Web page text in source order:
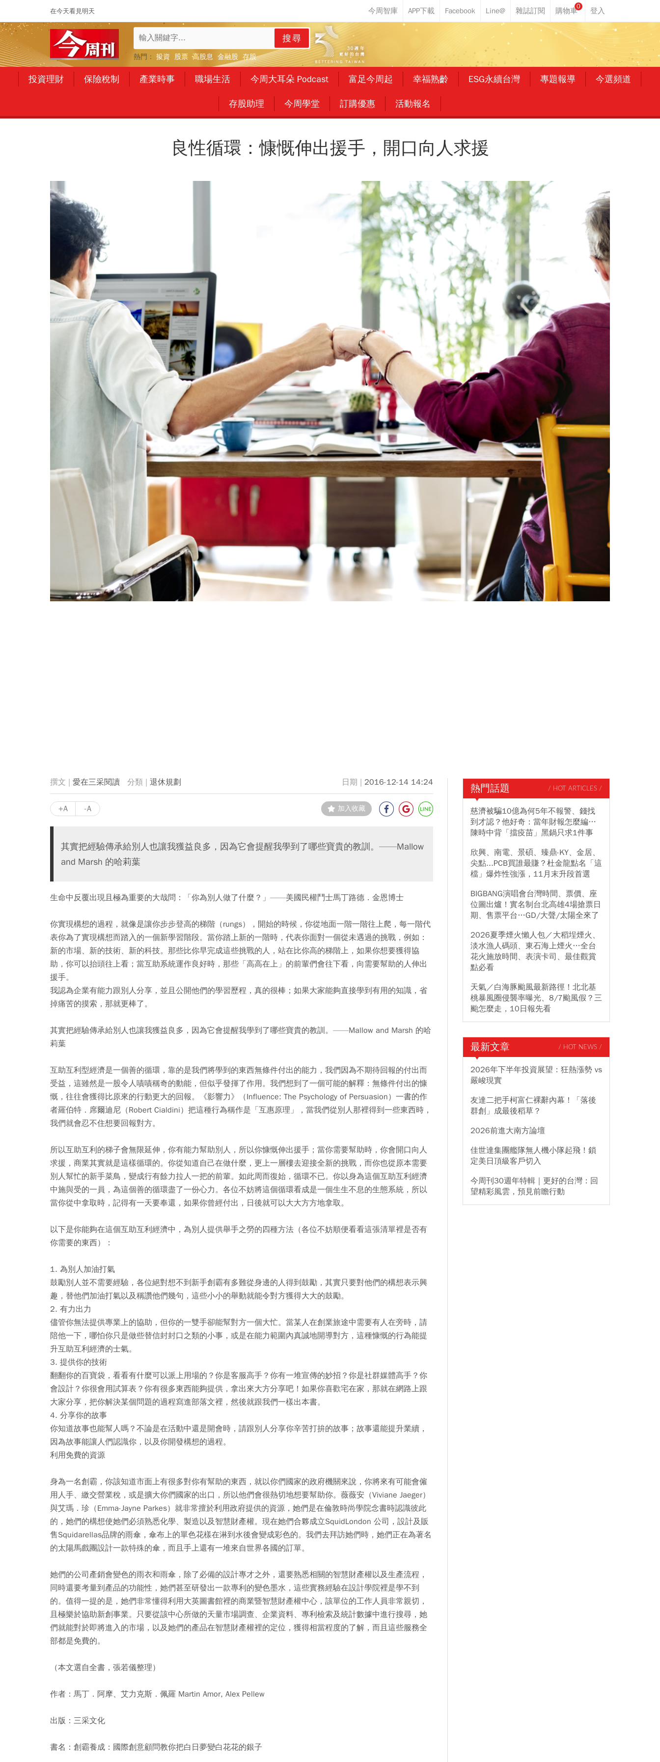
在今天看見明天
0
搜尋
熱門： 投資 股票 高股息 金融股 存股
投資理財 保險稅制 產業時事 職場生活 今周大耳朵 Podcast 富足今周起 幸福熟齡 ESG永續台灣 專題報導 今選頻道
存股助理 今周學堂 訂購優惠 活動報名
良性循環：慷慨伸出援手，開口向人求援
愛在三采閱讀 退休規劃 2016-12-14 14:24
+A -A 加入收藏
其實把經驗傳承給別人也讓我獲益良多，因為它會提醒我學到了哪些寶貴的教訓。——Mallow
and Marsh 的哈莉葉
生命中反覆出現且極為重要的大哉問：「你為別人做了什麼？」——美國民權鬥士馬丁路德．金恩博士
你實現構想的過程，就像是讓你步步登高的梯階（rungs），開始的時候，你從地面一階一階往上爬，每一階代
表你為了實現構想而踏入的一個新學習階段。當你踏上新的一階時，代表你面對一個從未遇過的挑戰，例如：
新的市場、新的技術、新的科技。那些比你早完成這些挑戰的人，站在比你高的梯階上，如果你想要獲得協
助，你可以抬頭往上看；當互助系統運作良好時，那些「高高在上」的前輩們會往下看，向需要幫助的人伸出
援手。
我認為企業有能力跟別人分享，並且公開他們的學習歷程，真的很棒；如果大家能夠直接學到有用的知識，省
掉痛苦的摸索，那就更棒了。
其實把經驗傳承給別人也讓我獲益良多，因為它會提醒我學到了哪些寶貴的教訓。——Mallow and Marsh 的哈
莉葉
互助互利型經濟是一個善的循環，靠的是我們將學到的東西無條件付出的能力，我們因為不期待回報的付出而
受益，這雖然是一股令人嘖嘖稱奇的動能，但似乎發揮了作用。我們想到了一個可能的解釋：無條件付出的慷
慨，往往會獲得比原來的行動更大的回報。《影響力》（Influence: The Psychology of Persuasion）一書的作
者羅伯特．席爾迪尼（Robert Cialdini）把這種行為稱作是「互惠原理」，當我們從別人那裡得到一些東西時，
我們就會忍不住想要回報對方。
所以互助互利的梯子會無限延伸，你有能力幫助別人，所以你慷慨伸出援手；當你需要幫助時，你會開口向人
求援，商業其實就是這樣循環的。你從知道自己在做什麼，更上一層樓去迎接全新的挑戰，而你也從原本需要
別人幫忙的新手菜鳥，變成行有餘力拉人一把的前輩。如此周而復始，循環不已。你以身為這個互助互利經濟
中施與受的一員，為這個善的循環盡了一份心力。各位不妨將這個循環看成是一個生生不息的生態系統，所以
當你從中拿取時，記得有一天要奉還，如果你曾經付出，日後就可以大大方方地拿取。
以下是你能夠在這個互助互利經濟中，為別人提供舉手之勞的四種方法（各位不妨順便看看這張清單裡是否有
你需要的東西）：
1. 為別人加油打氣
鼓勵別人並不需要經驗，各位絕對想不到新手創霸有多難從身邊的人得到鼓勵，其實只要對他們的構想表示興
趣，替他們加油打氣以及稱讚他們幾句，這些小小的舉動就能令對方獲得大大的鼓勵。
2. 有力出力
儘管你無法提供專業上的協助，但你的一雙手卻能幫對方一個大忙。當某人在創業旅途中需要有人在旁時，請
陪他一下，哪怕你只是做些替信封封口之類的小事，或是在能力範圍內真誠地開導對方，這種慷慨的行為能提
升互助互利經濟的士氣。
3. 提供你的技術
翻翻你的百寶袋，看看有什麼可以派上用場的？你是客服高手？你有一堆宣傳的妙招？你是社群媒體高手？你
會設計？你很會用試算表？你有很多東西能夠提供，拿出來大方分享吧！如果你喜歡宅在家，那就在網路上跟
大家分享，把你解決某個問題的過程寫進部落文裡，然後就跟我們一樣出本書。
4. 分享你的故事
你知道故事也能幫人嗎？不論是在活動中還是開會時，請跟別人分享你辛苦打拚的故事；故事還能提升業續，
因為故事能讓人們認識你，以及你開發構想的過程。
利用免費的資源
身為一名創霸，你該知道市面上有很多對你有幫助的東西，就以你們國家的政府機關來說，你將來有可能會僱
用人手、繳交營業稅，或是擴大你們國家的出口，所以他們會很熱切地想要幫助你。薇薇安（Viviane Jaeger）
與艾瑪．珍（Emma-Jayne Parkes）就非常擅於利用政府提供的資源，她們是在倫敦時尚學院念書時認識彼此
的，她們的構想使她們必須熟悉化學、製造以及智慧財產權。現在她們合夥成立SquidLondon 公司，設計及販
售Squidarellas品牌的雨傘，傘布上的單色花樣在淋到水後會變成彩色的。我們去拜訪她們時，她們正在為著名
的太陽馬戲團設計一款特殊的傘，而且手上還有一堆來自世界各國的訂單。
她們的公司產銷會變色的雨衣和雨傘，除了必備的設計專才之外，還要熟悉相關的智慧財產權以及生產流程，
同時還要考量到產品的功能性，她們甚至研發出一款專利的變色墨水，這些實務經驗在設計學院裡是學不到
的。值得一提的是，她們非常懂得利用大英圖書館裡的商業暨智慧財產權中心，該單位的工作人員非常親切，
且極樂於協助新創事業。只要從該中心所做的天量市場調查、企業資料、專利檢索及統計數據中進行搜尋，她
們就能對於即將進入的市場，以及她們的產品在智慧財產權裡的定位，獲得相當程度的了解，而且這些服務全
部都是免費的。
（本文選自全書，張若儀整理）
作者：馬丁．阿摩、艾力克斯．佩羅 Martin Amor, Alex Pellew
出版：三采文化
書名：創霸養成：國際創意顧問教你把白日夢變白花花的銀子
熱門話題 / HOT ARTICLES /
慈濟被騙10億為何5年不報警、錢找
到才認？他好奇：當年財報怎麼編…
陳時中背「擋疫苗」黑鍋只求1件事
欣興、南電、景碩、臻鼎-KY、金居、
尖點...PCB買誰最賺？杜金龍點名「這
檔」爆炸性強漲，11月末升段首選
BIGBANG演唱會台灣時間、票價、座
位圖出爐！實名制台北高雄4場搶票日
期、售票平台…GD/大聲/太陽全來了
2026夏季煙火懶人包／大稻埕煙火、
淡水漁人碼頭、東石海上煙火…全台
花火施放時間、表演卡司、最佳觀賞
點必看
天氣／白海豚颱風最新路徑！北北基
桃暴風圈侵襲率曝光、8/7颱風假？三
颱怎麼走，10日報先看
最新文章 / HOT NEWS /
2026年下半年投資展望：狂熱漲勢 vs
嚴峻現實
友達二把手柯富仁裸辭內幕！「落後
群創」成最後稻草？
2026前進大南方論壇
佳世達集團艦隊無人機小隊起飛！鎖
定美日頂級客戶切入
今周刊30週年特輯｜更好的台灣：回
望精彩風雲，預見前瞻行動